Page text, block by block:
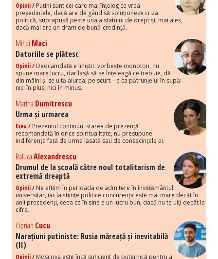
Opinii / Puțini sunt cei care mai înțeleg ce vrea
președintele, dacă are de gând să soluționeze criza
politică, suprapusă peste una a statului de drept și, mai ales,
dacă mai are un dram de bună-credință.
Mihai Maci
Datoriile se plătesc
Opinii / Deocamdată e liniștit: vorbește monoton, nu
spune mare lucru, dar lasă să se înțeleagă ce trebuie, dă
din mâini și se uită aiurea; pe scurt – e ca pătrunjelul în supă:
nici în plus, nici în minus.
Marina Dumitrescu
Urma și urmarea
Eseu / Prezentul continuu, starea de prezență
recomandată în orice spiritualitate, nu presupune
indiferența față de urma lăsată sau de consecințele ei.
RalucaAlexandrescu
Drumul de la școală către noul totalitarism de
extremă dreaptă
Opinii / Ne aflăm în perioada de admitere în învățământul
universitar, iar la științe politice concurența este mai mare decât în
anii precedenți, ceea ce în sine e un lucru bun, dacă nu te uiți decât la
cifre.
Ciprian Cucu
Narațiuni putiniste: Rusia măreață și inevitabilă
(II)
Opinii / Moscova este încă suficient de puternică pentru a